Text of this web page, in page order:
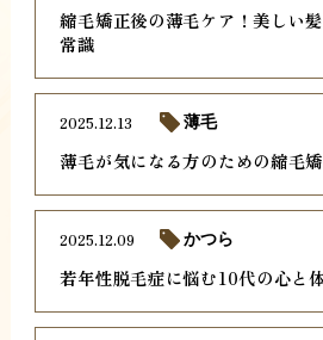
縮毛矯正後の薄毛ケア！美しい
常識
薄毛が気になる方のための縮毛
2025.12.13 薄毛
若年性脱毛症に悩む10代の心と
2025.12.09 かつら